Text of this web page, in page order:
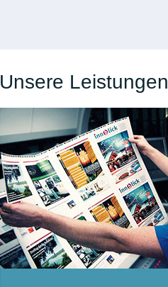
Unsere Leistungen